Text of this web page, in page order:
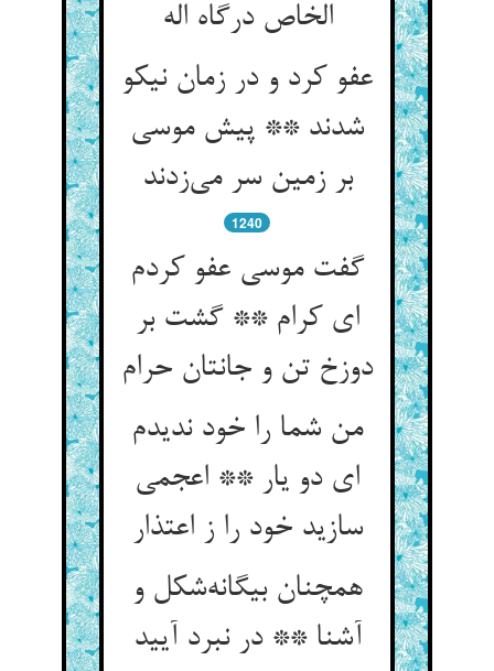
الخاص درگاه اله
عفو کرد و در زمان نیکو
شدند ** پیش موسی
بر زمین سر می‌زدند
1240
گفت موسی عفو کردم
ای کرام ** گشت بر
دوزخ تن و جانتان حرام
من شما را خود ندیدم
ای دو یار ** اعجمی
سازید خود را ز اعتذار
همچنان بیگانه‌شکل و
آشنا ** در نبرد آیید